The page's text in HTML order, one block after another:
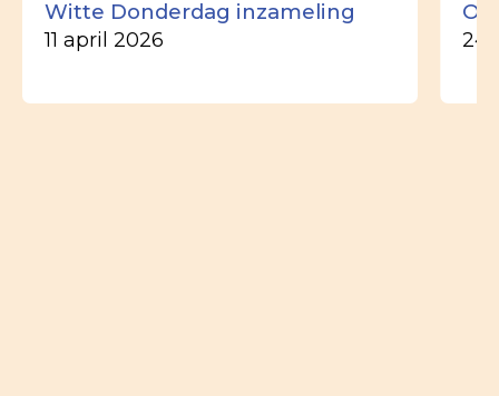
Witte Donderdag inzameling
11 april 2026 24